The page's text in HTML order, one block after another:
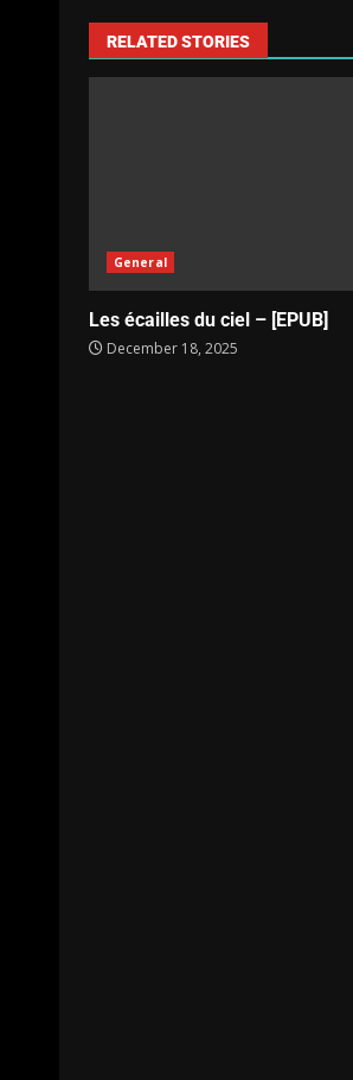
RELATED STORIES
General
Les écailles du ciel – [EPUB]
December 18, 2025